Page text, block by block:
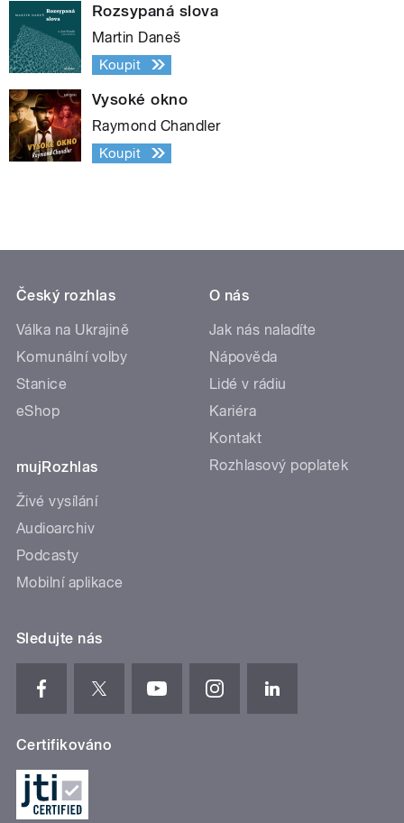
Rozsypaná slova
Martin Daneš
Koupit
Vysoké okno
Raymond Chandler
Koupit
Český rozhlas
Válka na Ukrajině
Komunální volby
Stanice
eShop
mujRozhlas
Živé vysílání
Audioarchiv
Podcasty
Mobilní aplikace
O nás
Jak nás naladíte
Nápověda
Lidé v rádiu
Kariéra
Kontakt
Rozhlasový poplatek
Sledujte nás
Certifikováno